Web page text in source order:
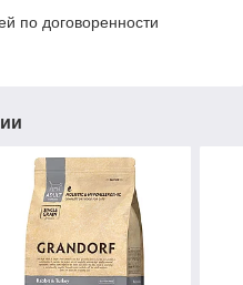
по договоренности